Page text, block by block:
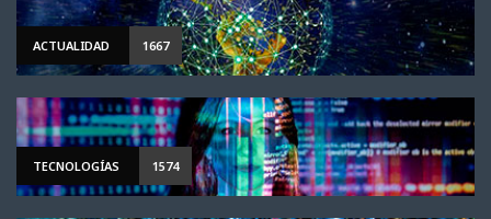
ACTUALIDAD 1667
TECNOLOGÍAS 1574